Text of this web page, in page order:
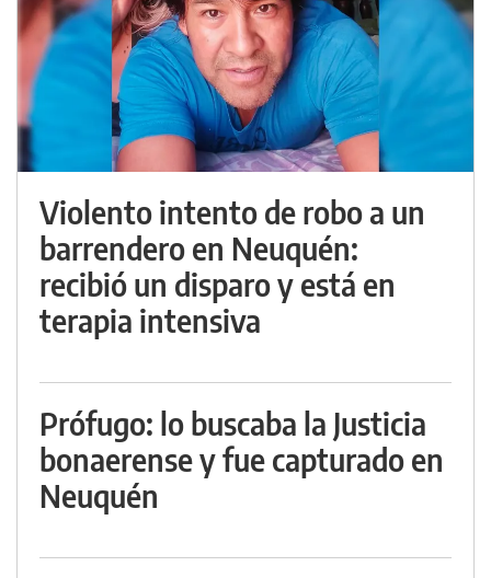
Violento intento de robo a un
barrendero en Neuquén:
recibió un disparo y está en
terapia intensiva
Prófugo: lo buscaba la Justicia
bonaerense y fue capturado en
Neuquén